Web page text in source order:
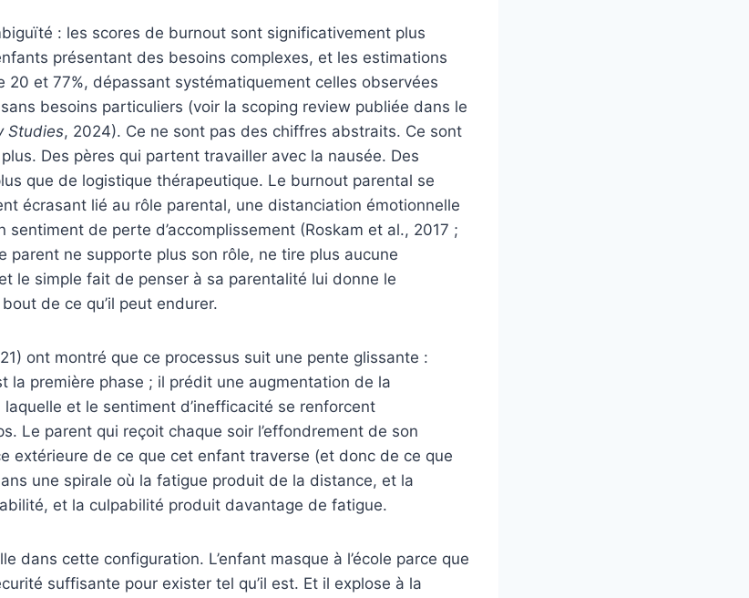
: les scores de burnout sont significativement plus
présentant des besoins complexes, et les estimations
20 et 77%, dépassant systématiquement celles observées
besoins particuliers (voir la scoping review publiée dans le
Studies, 2024). Ce ne sont pas des chiffres abstraits. Ce sont
Des pères qui partent travailler avec la nausée. Des
que de logistique thérapeutique. Le burnout parental se
écrasant lié au rôle parental, une distanciation émotionnelle
de perte d’accomplissement (Roskam et al., 2017 ;
parent ne supporte plus son rôle, ne tire plus aucune
le simple fait de penser à sa parentalité lui donne le
de ce qu’il peut endurer.
ont montré que ce processus suit une pente glissante :
la première phase ; il prédit une augmentation de la
et le sentiment d’inefficacité se renforcent
Le parent qui reçoit chaque soir l’effondrement de son
extérieure de ce que cet enfant traverse (et donc de ce que
une spirale où la fatigue produit de la distance, et la
et la culpabilité produit davantage de fatigue.
dans cette configuration. L’enfant masque à l’école parce que
suffisante pour exister tel qu’il est. Et il explose à la